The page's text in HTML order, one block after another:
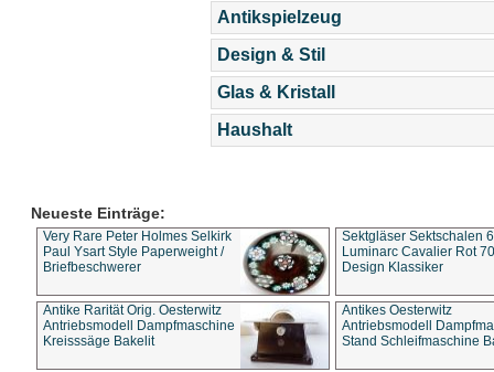
Antikspielzeug
Design & Stil
Glas & Kristall
Haushalt
Neueste Einträge:
Very Rare Peter Holmes Selkirk
Paul Ysart Style Paperweight /
Briefbeschwerer
Sektgläser Sektschalen
Luminarc Cavalier Rot
Design Klassiker
Antike Rarität Orig. Oesterwitz
Antriebsmodell Dampfmaschine
Kreisssäge Bakelit
Antikes Oesterwitz
Antriebsmodell
Stand Schleifmaschine